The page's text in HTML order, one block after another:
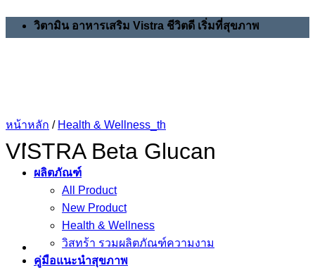
วิตามิน อาหารเสริม Vistra ชีวิตดี เริ่มที่สุขภาพ
ผลิตภัณฑ์
All Product
New Product
Health & Wellness
วิสทร้า รวมผลิตภัณฑ์ความงาม
คู่มือแนะนำสุขภาพ
หน้าหลัก / Health & Wellness_th
VISTRA Beta Glucan